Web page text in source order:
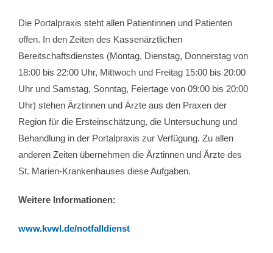
Die Portalpraxis steht allen Patientinnen und Patienten
offen. In den Zeiten des Kassenärztlichen
Bereitschaftsdienstes (Montag, Dienstag, Donnerstag von
18:00 bis 22:00 Uhr, Mittwoch und Freitag 15:00 bis 20:00
Uhr und Samstag, Sonntag, Feiertage von 09:00 bis 20:00
Uhr) stehen Ärztinnen und Ärzte aus den Praxen der
Region für die Ersteinschätzung, die Untersuchung und
Behandlung in der Portalpraxis zur Verfügung. Zu allen
anderen Zeiten übernehmen die Ärztinnen und Ärzte des
St. Marien-Krankenhauses diese Aufgaben.
Weitere Informationen:
www.kvwl.de/notfalldienst